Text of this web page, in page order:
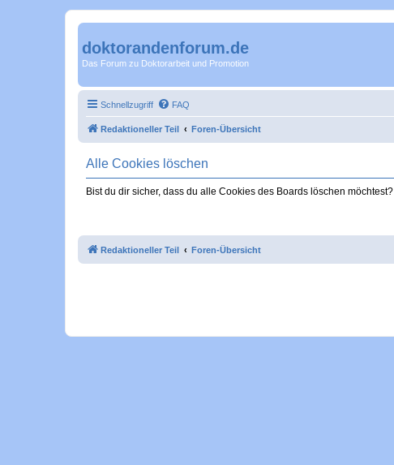
doktorandenforum.de
Das Forum zu Doktorarbeit und Promotion
Schnellzugriff FAQ
Redaktioneller Teil Foren-Übersicht
Alle Cookies löschen
Bist du dir sicher, dass du alle Cookies des Boards löschen möchtest?
Redaktioneller Teil Foren-Übersicht